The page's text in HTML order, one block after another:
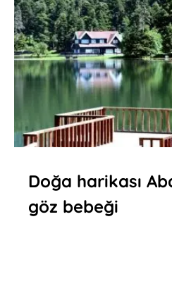
Doğa harikası
göz bebeği